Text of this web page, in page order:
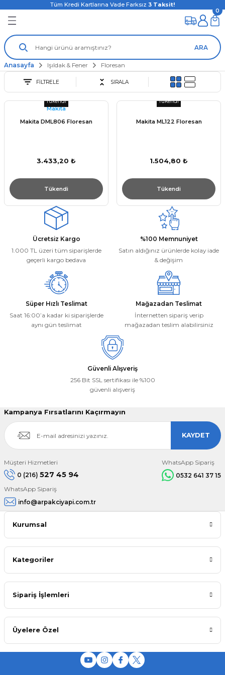
Tüm Kredi Kartlarına Vade Farksız 3 Taksit!
ARA
0
Anasayfa Işıldak & Fener Floresan
FİLTRELE SIRALA
Tükendi
Makita
Makita DML806 Floresan
3.433,20 ₺
Tükendi
Tükendi
Makita ML122 Floresan
1.504,80 ₺
Tükendi
Ücretsiz Kargo
1.000 TL üzeri tüm siparişlerde
geçerli kargo bedava
%100 Memnuniyet
Satın aldığınız ürünlerde kolay iade
& değişim
Süper Hızlı Teslimat
Saat 16:00’a kadar ki siparişlerde
aynı gün teslimat
Mağazadan Teslimat
İnternetten sipariş verip
mağazadan teslim alabilirsiniz
Güvenli Alışveriş
256 Bit SSL sertifikası ile %100
güvenli alışveriş
Kampanya Fırsatlarını Kaçırmayın
KAYDET
Müşteri Hizmetleri
0 (216) 527 45 94
WhatsApp Sipariş
0532 641 37 15
WhatsApp Sipariş
info@arpakciyapi.com.tr
Kurumsal
Kategoriler
Sipariş İşlemleri
Üyelere Özel